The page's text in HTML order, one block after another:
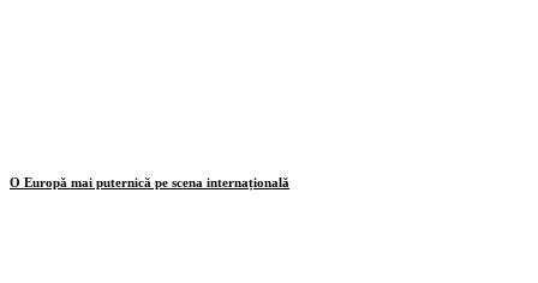
O Europă mai puternică pe scena internațională